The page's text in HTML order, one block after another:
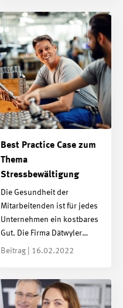
Best Practice Case zum
Thema
Stressbewältigung
Die Gesundheit der
Mitarbeitenden ist für jedes
Unternehmen ein kostbares
Gut. Die Firma Dätwyler…
Beitrag | 16.02.2022